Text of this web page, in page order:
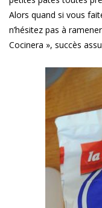
Alors quand si vous
n’hésitez pas à
Cocinera », succès